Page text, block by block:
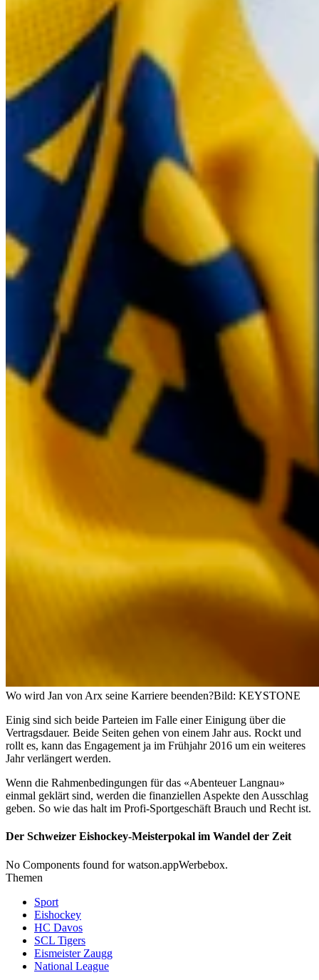
Wo wird Jan von Arx seine Karriere beenden?Bild: KEYSTONE
Einig sind sich beide Parteien im Falle einer Einigung über die
Vertragsdauer. Beide Seiten gehen von einem Jahr aus. Rockt und
rollt es, kann das Engagement ja im Frühjahr 2016 um ein weiteres
Jahr verlängert werden.
Wenn die Rahmenbedingungen für das «Abenteuer Langnau»
einmal geklärt sind, werden die finanziellen Aspekte den Ausschlag
geben. So wie das halt im Profi-Sportgeschäft Brauch und Recht ist.
Der Schweizer Eishockey-Meisterpokal im Wandel der Zeit
No Components found for watson.appWerbebox.
Themen
Sport
Eishockey
HC Davos
SCL Tigers
Eismeister Zaugg
National League